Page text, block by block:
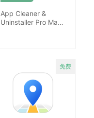
App Cleaner &
Uninstaller Pro Mac